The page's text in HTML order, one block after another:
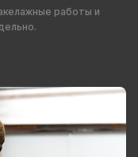
работы и